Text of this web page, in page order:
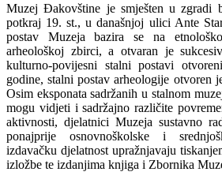
Muzej Đakovštine je smješten u zgradi
potkraj 19. st., u današnjoj ulici Ante
postav Muzeja bazira se na
arheološkoj zbirci, a otvaran je
kulturno-povijesni stalni postavi
godine, stalni postav arheologije otvoren
Osim eksponata sadržanih u stalnom
mogu vidjeti i sadržajno različite
aktivnosti, djelatnici Muzeja sustavno
ponajprije osnovnoškolske i
izdavačku djelatnost upražnjavaju
izložbe te izdanjima knjiga i Zbornika